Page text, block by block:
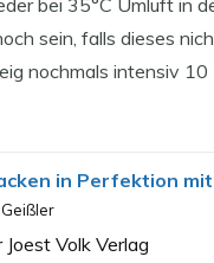
bei 35°C Umluft in
sein, falls dieses
nochmals intensiv
in Perfektion
Joest Volk Verlag